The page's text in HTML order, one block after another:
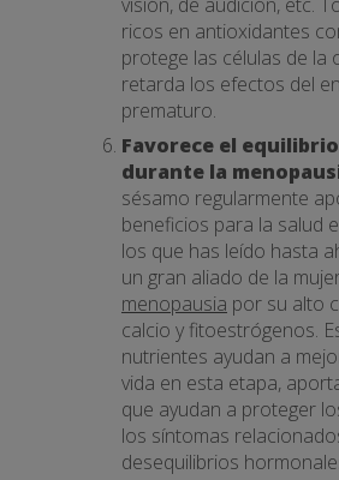
ricos en antioxidantes
protege las células de la
retarda los efectos del
prematuro.
Favorece el
durante la
sésamo regularmente
beneficios para la salud
los que has leído hasta
un gran aliado de la
menopausia por su alto
calcio y fitoestrógenos.
nutrientes ayudan a
vida en esta etapa,
que ayudan a proteger
los síntomas
desequilibrios